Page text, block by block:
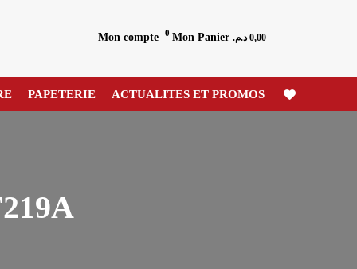
Mon compte 0 Mon Panier 0,00 د.م.
PAPETERIE ACTUALITES ET PROMOS